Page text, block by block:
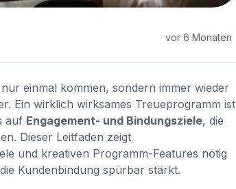
vor 6 Monaten
einmal kommen, sondern immer wieder
Ein wirklich wirksames Treueprogramm ist
auf Engagement- und Bindungsziele, die
Dieser Leitfaden zeigt
und kreativen Programm-Features nötig
Kundenbindung spürbar stärkt.